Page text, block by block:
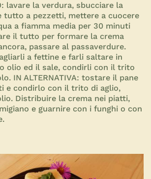
lavare la verdura, sbucciare la
tutto a pezzetti, mettere a cuocere
a fiamma media per 30 minuti
il tutto per formare la crema
passare al passaverdure.
a fettine e farli saltare in
olio ed il sale, condirli con il trito
IN ALTERNATIVA: tostare il pane
e condirlo con il trito di aglio,
Distribuire la crema nei piatti,
e guarnire con i funghi o con